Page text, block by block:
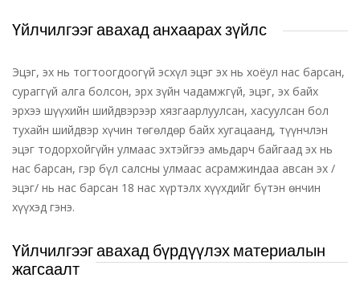
Үйлчилгээг авахад анхаарах зүйлс
Эцэг, эх нь тогтоогдоогүй эсхүл эцэг эх нь хоёул нас барсан,
сураггүй алга болсон, эрх зүйн чадамжгүй, эцэг, эх байх
эрхээ шүүхийн шийдвэрээр хязгаарлуулсан, хасуулсан бол
тухайн шийдвэр хүчин төгөлдөр байх хугацаанд, түүнчлэн
эцэг тодорхойгүйн улмаас эхтэйгээ амьдарч байгаад эх нь
нас барсан, гэр бүл салсны улмаас асрамжиндаа авсан эх /
эцэг/ нь нас барсан 18 нас хүртэлх хүүхдийг бүтэн өнчин
хүүхэд гэнэ.
Үйлчилгээг авахад бүрдүүлэх материалын
жагсаалт